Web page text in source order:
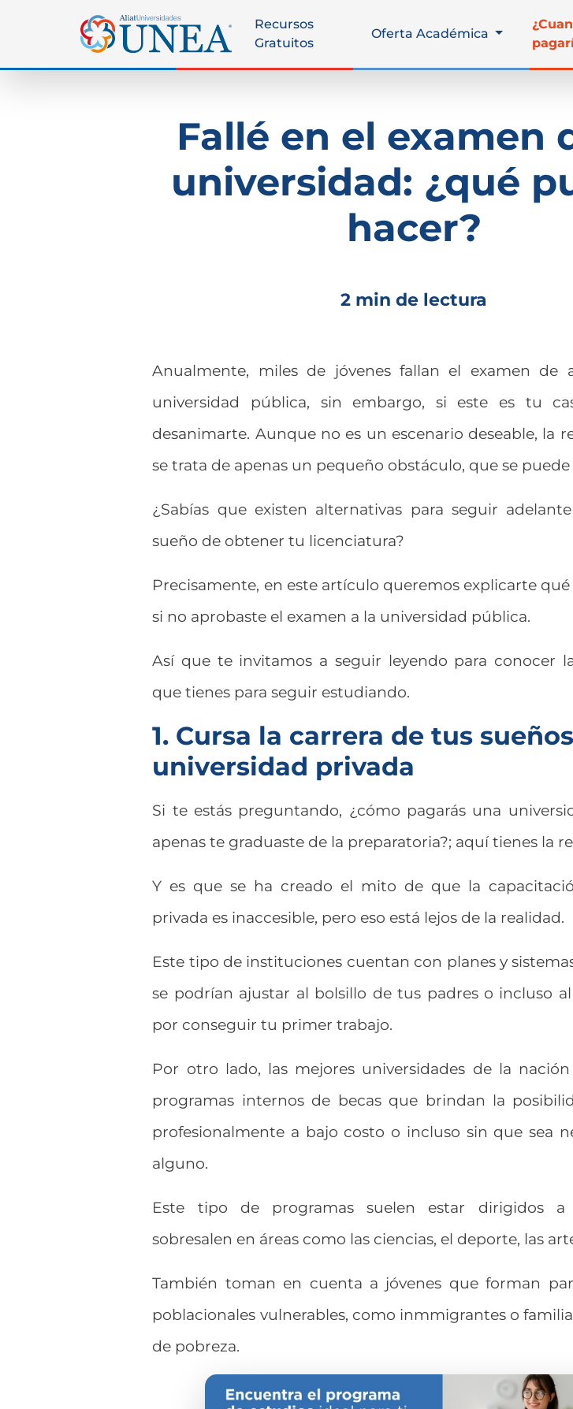
Recursos
Gratuitos
Oferta Académica
Fallé en el examen
universidad: ¿qué
hacer?
2 min de lectura
Anualmente, miles de jóvenes fallan el examen de
universidad pública, sin embargo, si este es tu
desanimarte. Aunque no es un escenario deseable, la
se trata de apenas un pequeño obstáculo, que se puede
¿Sabías que existen alternativas para seguir
sueño de obtener tu licenciatura?
Precisamente, en este artículo queremos explicarte
si no aprobaste el examen a la universidad pública.
Así que te invitamos a seguir leyendo para conocer
que tienes para seguir estudiando.
1. Cursa la carrera de tus
universidad privada
Si te estás preguntando, ¿cómo pagarás una
apenas te graduaste de la preparatoria?; aquí tienes la
Y es que se ha creado el mito de que la
privada es inaccesible, pero eso está lejos de la realidad.
Este tipo de instituciones cuentan con planes y
se podrían ajustar al bolsillo de tus padres o incluso
por conseguir tu primer trabajo.
Por otro lado, las mejores universidades de la
programas internos de becas que brindan la
profesionalmente a bajo costo o incluso sin que sea
alguno.
Este tipo de programas suelen estar dirigidos a
sobresalen en áreas como las ciencias, el deporte, las
También toman en cuenta a jóvenes que forman
poblacionales vulnerables, como inmmigrantes o
de pobreza.